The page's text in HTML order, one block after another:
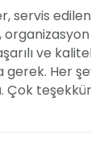
servis
ve
gerek. Her
Çok